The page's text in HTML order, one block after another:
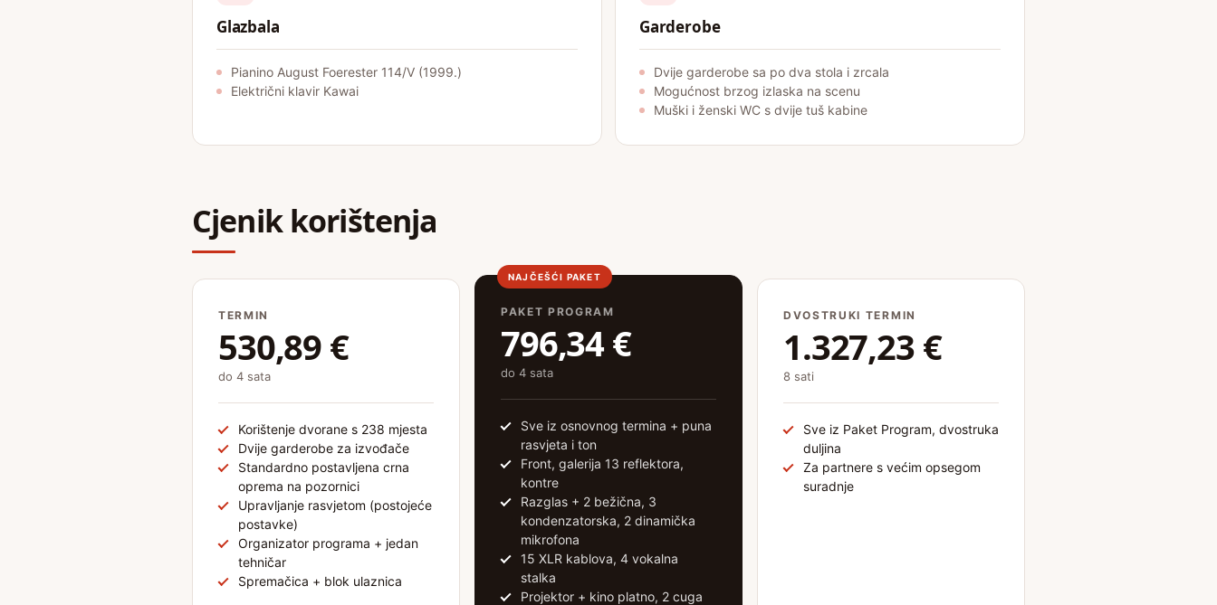
Glazbala
Pianino August Foerester 114/V (1999.)
Električni klavir Kawai
Garderobe
Dvije garderobe sa po dva stola i zrcala
Mogućnost brzog izlaska na scenu
Muški i ženski WC s dvije tuš kabine
Cjenik korištenja
TERMIN
530,89 €
do 4 sata
Korištenje dvorane s 238 mjesta
Dvije garderobe za izvođače
Standardno postavljena crna
oprema na pozornici
Upravljanje rasvjetom (postojeće
postavke)
Organizator programa + jedan
tehničar
Spremačica + blok ulaznica
NAJČEŠĆI PAKET
PAKET PROGRAM
796,34 €
do 4 sata
Sve iz osnovnog termina + puna
rasvjeta i ton
Front, galerija 13 reflektora,
kontre
Razglas + 2 bežična, 3
kondenzatorska, 2 dinamička
mikrofona
15 XLR kablova, 4 vokalna
stalka
Projektor + kino platno, 2 cuga
DVOSTRUKI TERMIN
1.327,23 €
8 sati
Sve iz Paket Program, dvostruka
duljina
Za partnere s većim opsegom
suradnje